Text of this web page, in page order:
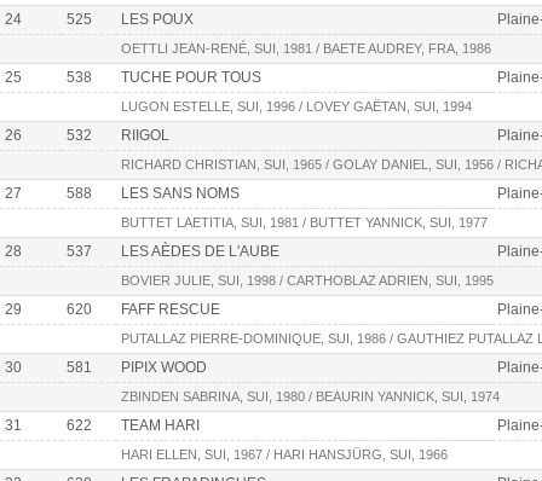
24 525 LES POUX
OETTLI JEAN-RENÉ, SUI, 1981 / BAETE AUDREY, FRA, 1986
25 538 TUCHE POUR TOUS
LUGON ESTELLE, SUI, 1996 / LOVEY GAËTAN, SUI, 1994
26 532 RIIGOL
RICHARD CHRISTIAN, SUI, 1965 / GOLAY DANIEL, SUI, 1956 /
27 588 LES SANS NOMS
BUTTET LAETITIA, SUI, 1981 / BUTTET YANNICK, SUI, 1977
28 537 LES AÈDES DE L'AUBE
BOVIER JULIE, SUI, 1998 / CARTHOBLAZ ADRIEN, SUI, 1995
29 620 FAFF RESCUE
PUTALLAZ PIERRE-DOMINIQUE, SUI, 1986 / GAUTHIEZ PUTALLAZ
30 581 PIPIX WOOD
ZBINDEN SABRINA, SUI, 1980 / BEAURIN YANNICK, SUI, 1974
31 622 TEAM HARI
HARI ELLEN, SUI, 1967 / HARI HANSJÜRG, SUI, 1966